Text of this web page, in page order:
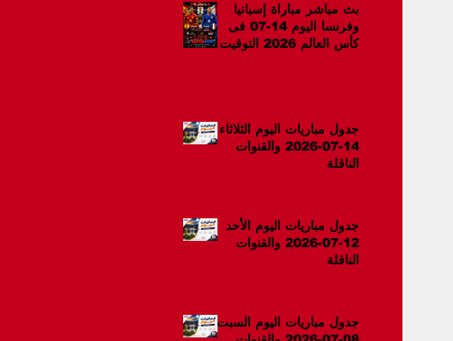
بث مباشر مباراة إسبانيا
وفرنسا اليوم 14-07 فى
كأس العالم 2026 التوقيت
جدول مباريات اليوم الثلاثاء
14-07-2026 والقنوات
الناقلة
جدول مباريات اليوم الأحد
12-07-2026 والقنوات
الناقلة
جدول مباريات اليوم السبت